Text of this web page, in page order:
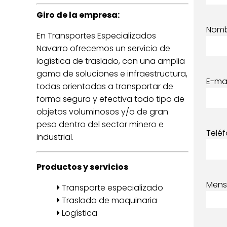
Giro de la empresa:
En Transportes Especializados
Navarro ofrecemos un servicio de
logística de traslado, con una amplia
gama de soluciones e infraestructura,
todas orientadas a transportar de
forma segura y efectiva todo tipo de
objetos voluminosos y/o de gran
peso dentro del sector minero e
industrial.
Productos y servicios
Transporte especializado
Traslado de maquinaria
Logística
E-